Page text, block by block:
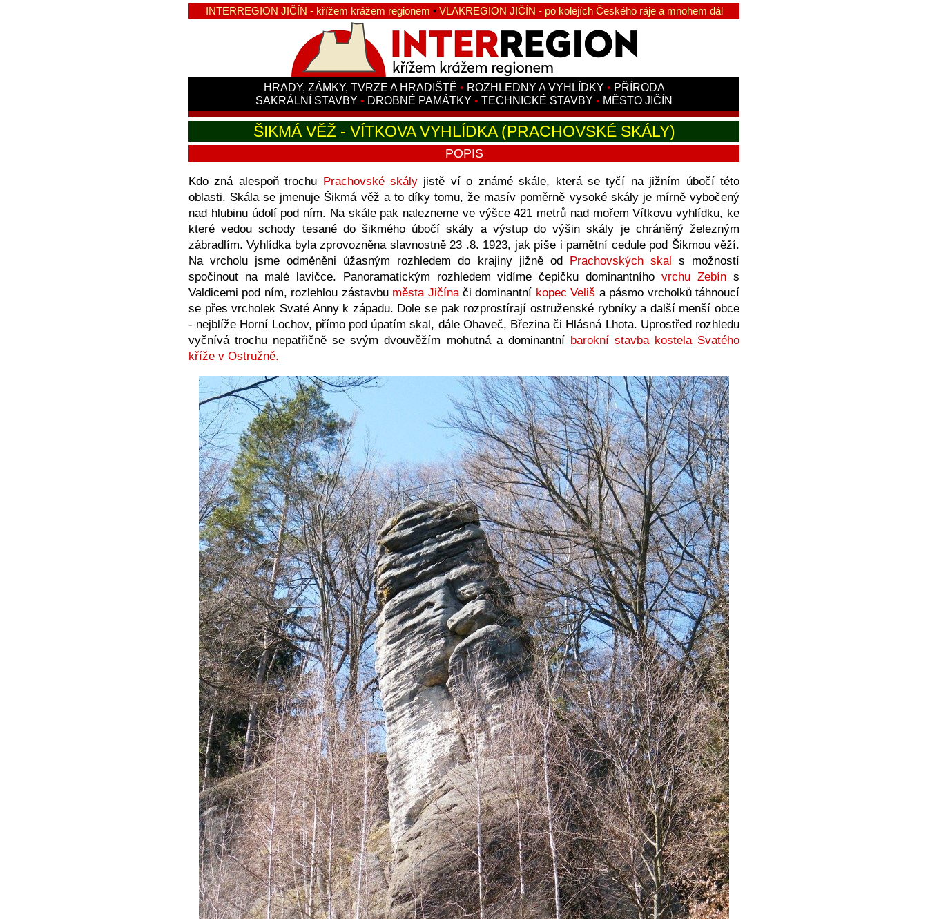
INTERREGION JIČÍN - křížem krážem regionem • VLAKREGION JIČÍN - po kolejích Českého ráje a mnohem dál
HRADY, ZÁMKY, TVRZE A HRADIŠTĚ • ROZHLEDNY A VYHLÍDKY • PŘÍRODA
SAKRÁLNÍ STAVBY • DROBNÉ PAMÁTKY • TECHNICKÉ STAVBY • MĚSTO JIČÍN
ŠIKMÁ VĚŽ - VÍTKOVA VYHLÍDKA (PRACHOVSKÉ SKÁLY)
POPIS
Kdo zná alespoň trochu Prachovské skály jistě ví o známé skále, která se tyčí na jižním úbočí této
oblasti. Skála se jmenuje Šikmá věž a to díky tomu, že masív poměrně vysoké skály je mírně vybočený
nad hlubinu údolí pod ním. Na skále pak nalezneme ve výšce 421 metrů nad mořem Vítkovu vyhlídku, ke
které vedou schody tesané do šikmého úbočí skály a výstup do výšin skály je chráněný železným
zábradlím. Vyhlídka byla zprovozněna slavnostně 23 .8. 1923, jak píše i pamětní cedule pod Šikmou věží.
Na vrcholu jsme odměněni úžasným rozhledem do krajiny jižně od Prachovských skal s možností
spočinout na malé lavičce. Panoramatickým rozhledem vidíme čepičku dominantníhovrchu Zebín s
Valdicemi pod ním, rozlehlou zástavbu města Jičínači dominantní kopec Veliš a pásmo vrcholků táhnoucí
se přes vrcholek Svaté Anny k západu. Dole se pak rozprostírají ostruženské rybníky a další menší obce
- nejblíže Horní Lochov, přímo pod úpatím skal, dále Ohaveč, Březina či Hlásná Lhota. Uprostřed rozhledu
vyčnívá trochu nepatřičně se svým dvouvěžím mohutná a dominantníbarokní stavba kostela Svatého
kříže v Ostružně.